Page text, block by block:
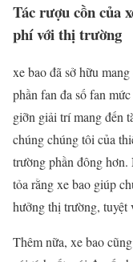
Tác rượu cồn của
phí với thị trường
xe bao đã sở hữu
phần fan đa số fan
giỡn giải trí mang đến
chúng chúng tôi của
trường phần đông
tỏa rằng xe bao giúp
hưởng thị trường,
Thêm nữa, xe bao